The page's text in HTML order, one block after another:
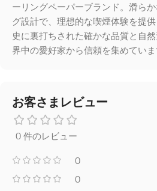
ーリングペーパーブランド。滑ら
グ設計で、理想的な喫煙体験を提
史に裏打ちされた確かな品質と自
界中の愛好家から信頼を集めていま
お客さまレビュー
0 件のレビュー
0
0